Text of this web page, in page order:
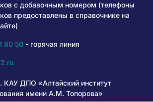
с добавочным номером (телефоны
предоставлены в справочнике на
80 50- горячая линия
ДПО «Алтайский институт
имени А.М. Топорова»